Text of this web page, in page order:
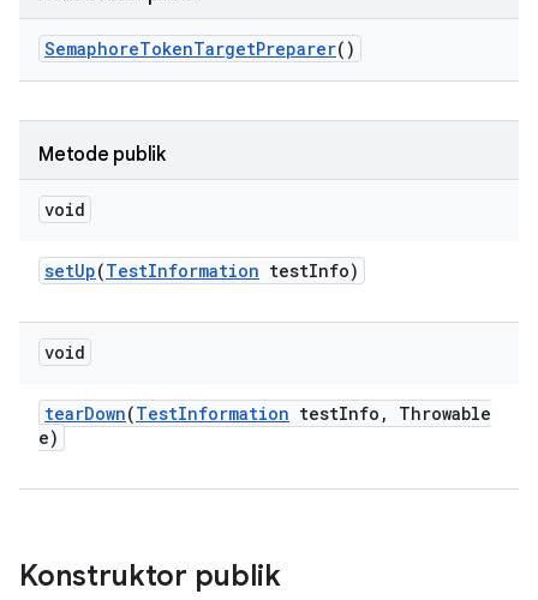
SemaphoreTokenTargetPreparer()
Metode publik
void
setUp(TestInformation testInfo)
void
tearDown(TestInformation testInfo ,
Throwable
e)
Konstruktor publik